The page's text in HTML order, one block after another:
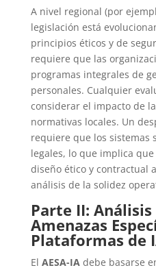
A nivel regional (por
legislación está
principios éticos y de
requiere que las
programas integrales de
personales. Cualquier
considerar el impacto de
normativas locales. Un
requiere que los sistemas
legales, lo que implica
diseño ético y contractual
análisis de la solidez
Parte II:
Amenazas
Plataformas de
El AESA-IAdebe basarse